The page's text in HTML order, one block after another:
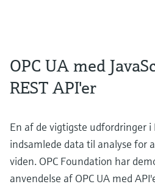
OPC UA med
REST API'er
En af de vigtigste udfordringer i
indsamlede data til analyse for
viden. OPC Foundation har
anvendelse af OPC UA med